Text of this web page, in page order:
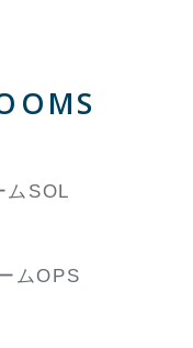
ムSOL
ムOPS